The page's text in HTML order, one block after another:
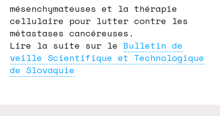
mésenchymateuses et la thérapie
cellulaire pour lutter contre les
métastases cancéreuses.
Lire la suite sur le Bulletin de
veille Scientifique et Technologique
de Slovaquie